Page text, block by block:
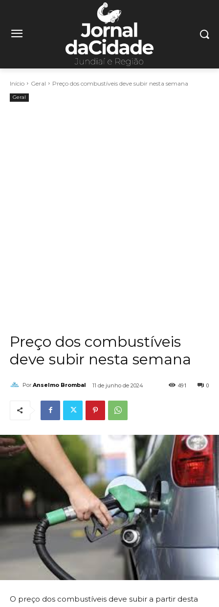
Início Geral Preço dos combustíveis deve subir nesta semana
Geral
Preço dos combustíveis
deve subir nesta semana
Por Anselmo Brombal 11 de junho de 2024 0
491
O preço dos combustíveis deve subir a partir desta